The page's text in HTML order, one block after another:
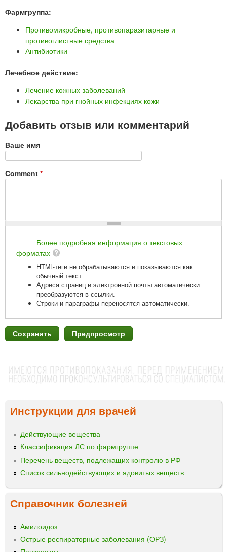
Фармгруппа:
Противомикробные, противопаразитарные и
противоглистные средства
Антибиотики
Лечебное действие:
Лечение кожных заболеваний
Лекарства при гнойных инфекциях кожи
Добавить отзыв или комментарий
Ваше имя
Comment *
Более подробная информация о текстовых
форматах
HTML-теги не обрабатываются и показываются как
обычный текст
Адреса страниц и электронной почты автоматически
преобразуются в ссылки.
Строки и параграфы переносятся автоматически.
Инструкции для врачей
Действующие вещества
Классификация ЛС по фармгруппе
Перечень веществ, подлежащих контролю в РФ
Список сильнодействующих и ядовитых веществ
Справочник болезней
Амилоидоз
Острые респираторные заболевания (ОРЗ)